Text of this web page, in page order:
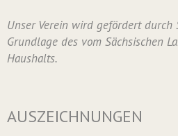
Unser Verein wird gefördert durch
Grundlage des vom Sächsischen
Haushalts.
AUSZEICHNUNGEN